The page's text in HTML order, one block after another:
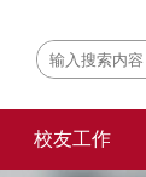
校友工作